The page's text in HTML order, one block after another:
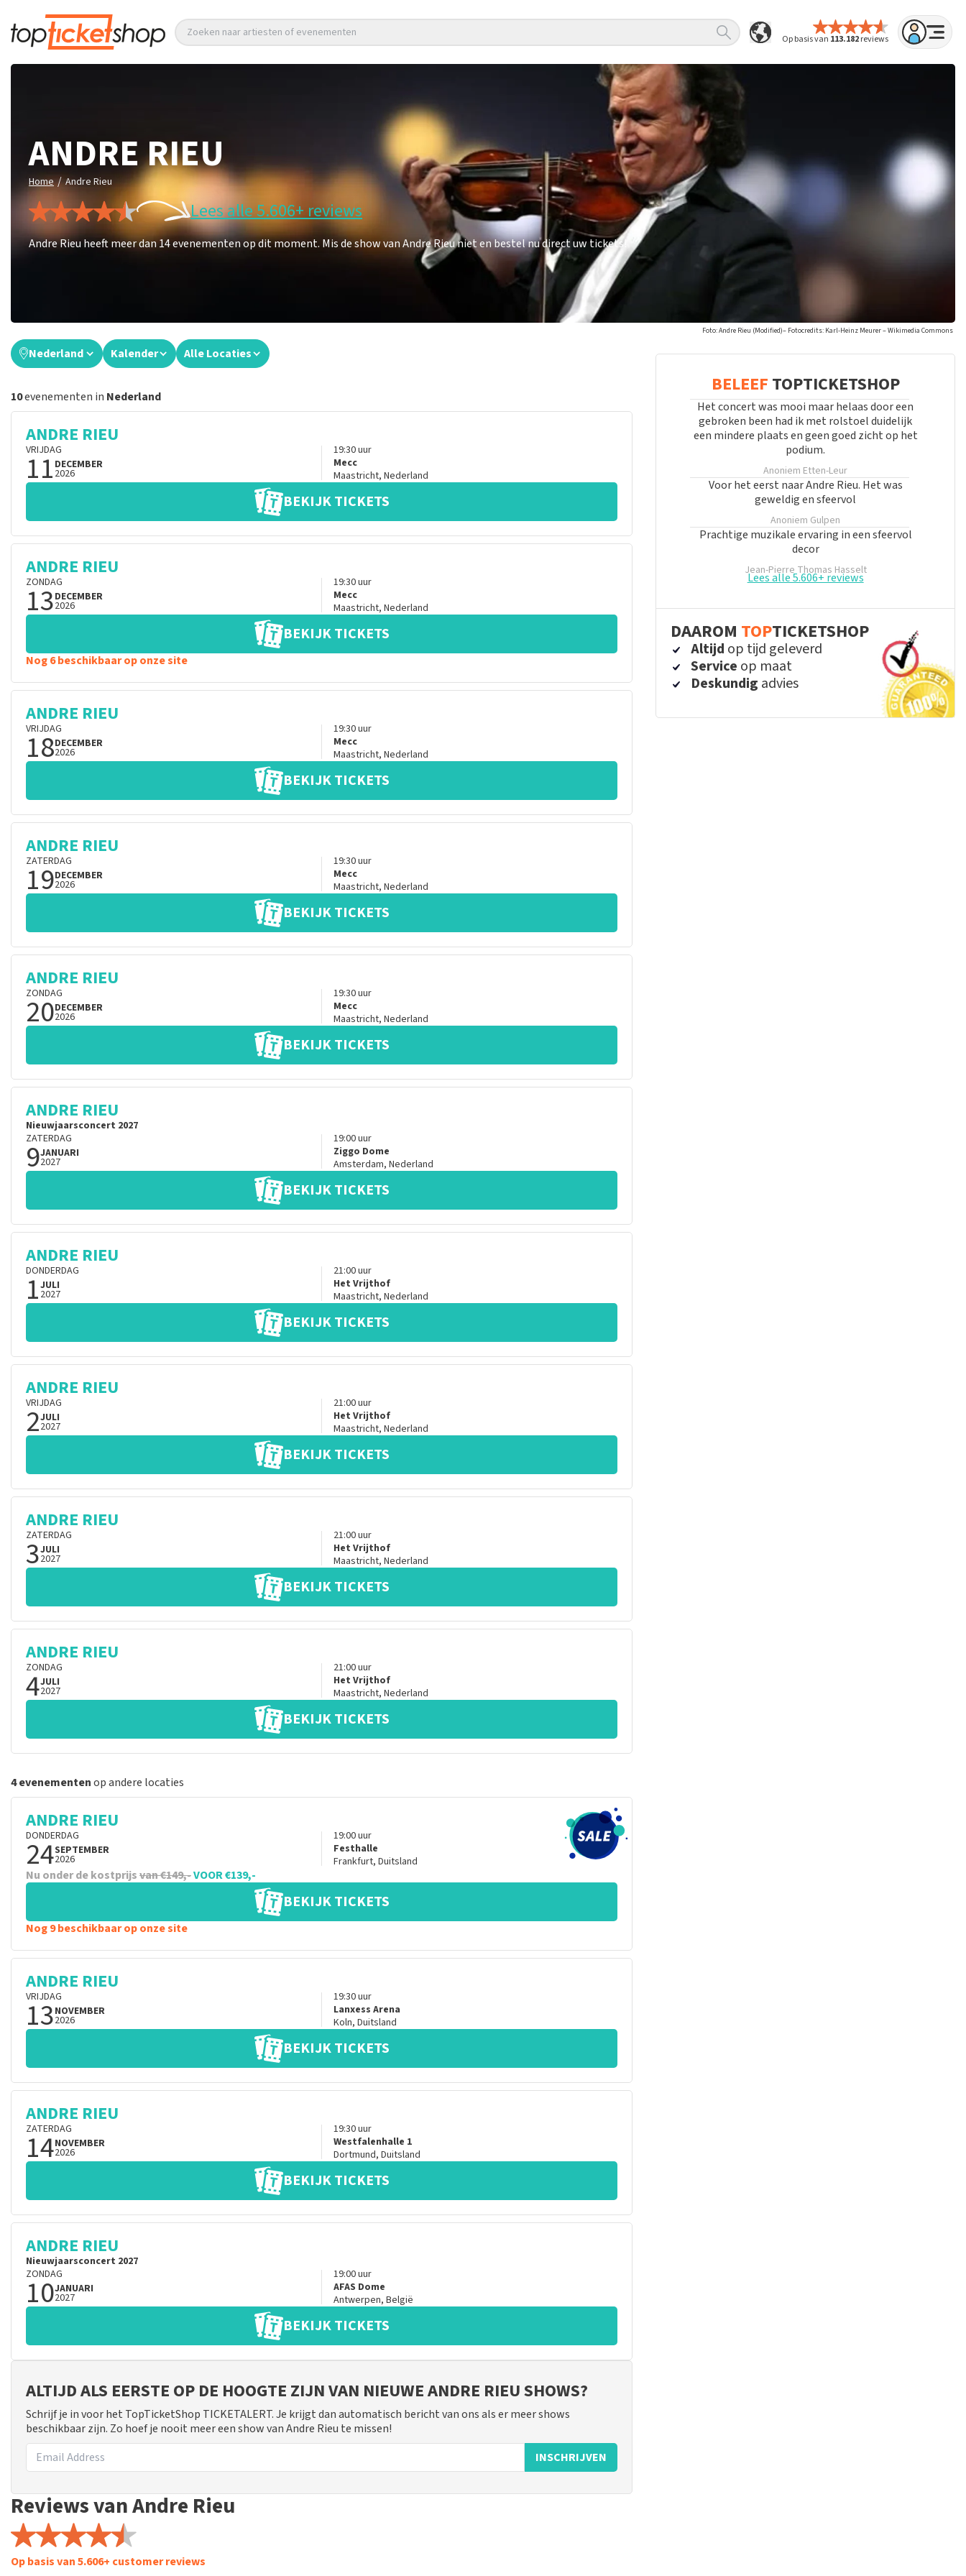
Op basis van 113.182reviews
Zoeken naar artiesten of evenementen
ANDRE RIEU
Home / Andre Rieu
Lees alle 5.606+ reviews
Andre Rieu heeft meer dan 14 evenementen op dit moment. Mis de show van Andre Rieu niet en bestel nu direct uw tickets!
Foto: Andre Rieu (Modified)– Fotocredits: Karl-Heinz Meurer – Wikimedia Commons
Nederland Kalender Alle Locaties
10evenementen in Nederland
ANDRE RIEU
VRIJDAG
11 DECEMBER
2026
19:30uur
Mecc
Maastricht, Nederland
BEKIJK TICKETS
ANDRE RIEU
ZONDAG
13DECEMBER
2026
19:30uur
Mecc
Maastricht, Nederland
BEKIJK TICKETS
Nog 6 beschikbaar op onze site
ANDRE RIEU
VRIJDAG
18DECEMBER
2026
19:30uur
Mecc
Maastricht, Nederland
BEKIJK TICKETS
ANDRE RIEU
ZATERDAG
19DECEMBER
2026
19:30uur
Mecc
Maastricht, Nederland
BEKIJK TICKETS
ANDRE RIEU
ZONDAG
20DECEMBER
2026
19:30uur
Mecc
Maastricht, Nederland
BEKIJK TICKETS
ANDRE RIEU
Nieuwjaarsconcert 2027
ZATERDAG
9JANUARI
2027
19:00uur
Ziggo Dome
Amsterdam, Nederland
BEKIJK TICKETS
ANDRE RIEU
DONDERDAG
1JULI
2027
21:00uur
Het Vrijthof
Maastricht, Nederland
BEKIJK TICKETS
ANDRE RIEU
VRIJDAG
2JULI
2027
21:00uur
Het Vrijthof
Maastricht, Nederland
BEKIJK TICKETS
ANDRE RIEU
ZATERDAG
3JULI
2027
21:00uur
Het Vrijthof
Maastricht, Nederland
BEKIJK TICKETS
ANDRE RIEU
ZONDAG
4JULI
2027
21:00uur
Het Vrijthof
Maastricht, Nederland
BEKIJK TICKETS
4 evenementenop andere locaties
ANDRE RIEU
DONDERDAG
24SEPTEMBER
2026
19:00uur
Festhalle
Frankfurt, Duitsland
Nu onder de kostprijsvan €149,-VOOR €139,-
BEKIJK TICKETS
Nog 9 beschikbaar op onze site
ANDRE RIEU
VRIJDAG
13NOVEMBER
2026
19:30uur
Lanxess Arena
Koln, Duitsland
BEKIJK TICKETS
ANDRE RIEU
ZATERDAG
14NOVEMBER
2026
19:30uur
Westfalenhalle 1
Dortmund, Duitsland
BEKIJK TICKETS
ANDRE RIEU
Nieuwjaarsconcert 2027
ZONDAG
10JANUARI
2027
19:00uur
AFAS Dome
Antwerpen, België
BEKIJK TICKETS
ALTIJD ALS EERSTE OP DE HOOGTE ZIJN VAN NIEUWE ANDRE RIEU SHOWS?
Schrijf je in voor het TopTicketShop TICKETALERT. Je krijgt dan automatisch bericht van ons als er meer shows
beschikbaar zijn. Zo hoef je nooit meer een show van Andre Rieu te missen!
INSCHRIJVEN
Reviews van Andre Rieu
Op basis van 5.606+ customer reviews
BELEEF TOPTICKETSHOP
Het concert was mooi maar helaas door een
gebroken been had ik met rolstoel duidelijk
een mindere plaats en geen goed zicht op het
podium.
Anoniem Etten-Leur
Voor het eerst naar Andre Rieu. Het was
geweldig en sfeervol
Anoniem Gulpen
Prachtige muzikale ervaring in een sfeervol
decor
Jean-Pierre Thomas Hasselt
Lees alle 5.606+ reviews
DAAROM TOPTICKETSHOP
Altijd op tijd geleverd
Service op maat
Deskundig advies